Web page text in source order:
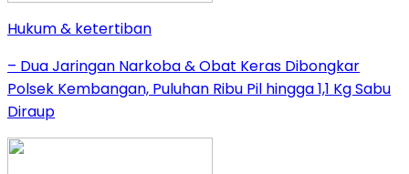
Hukum & ketertiban
– Dua Jaringan Narkoba & Obat Keras Dibongkar
Polsek Kembangan, Puluhan Ribu Pil hingga 1,1 Kg Sabu
Diraup